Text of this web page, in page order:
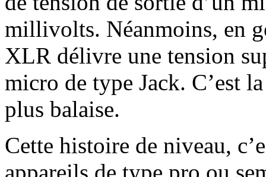
millivolts. Néanmoins, en
XLR délivre une tension
micro de type Jack. C’est
plus balaise.
Cette histoire de niveau,
appareils de type pro ou